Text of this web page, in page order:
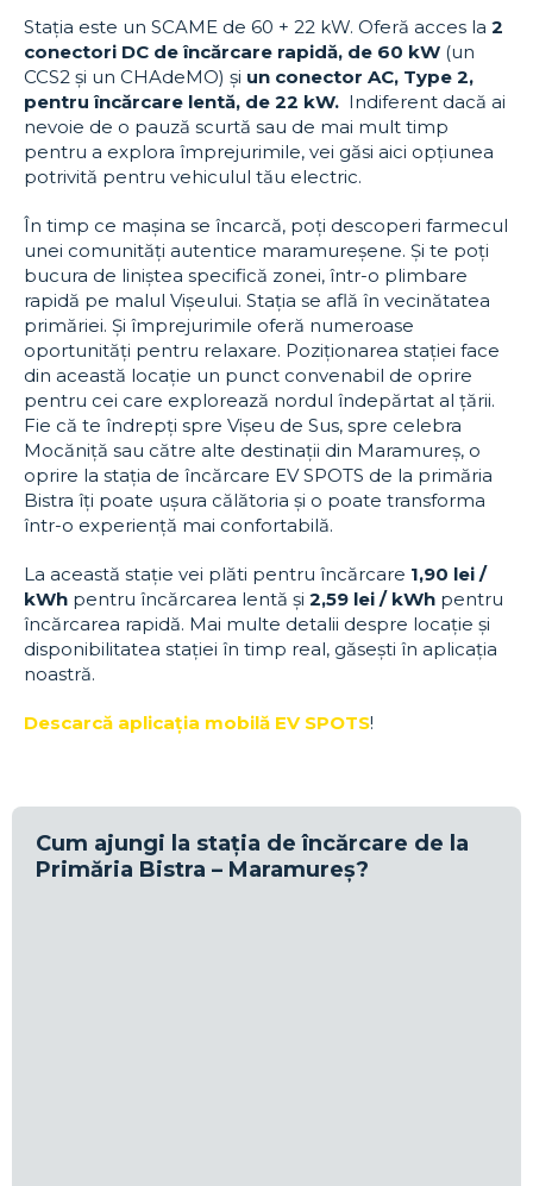
Stația este un SCAME de 60 + 22 kW. Oferă acces la 2
conectori DC de încărcare rapidă, de 60 kW (un
CCS2 și un CHAdeMO) și un conector AC, Type 2,
pentru încărcare lentă, de 22 kW. Indiferent dacă ai
nevoie de o pauză scurtă sau de mai mult timp
pentru a explora împrejurimile, vei găsi aici opțiunea
potrivită pentru vehiculul tău electric.
În timp ce mașina se încarcă, poți descoperi farmecul
unei comunități autentice maramureșene. Și te poți
bucura de liniștea specifică zonei, într-o plimbare
rapidă pe malul Vișeului. Stația se află în vecinătatea
primăriei. Și împrejurimile oferă numeroase
oportunități pentru relaxare. Poziționarea stației face
din această locație un punct convenabil de oprire
pentru cei care explorează nordul îndepărtat al țării.
Fie că te îndrepți spre Vișeu de Sus, spre celebra
Mocăniță sau către alte destinații din Maramureș, o
oprire la stația de încărcare EV SPOTS de la primăria
Bistra îți poate ușura călătoria și o poate transforma
într-o experiență mai confortabilă.
La această stație vei plăti pentru încărcare 1,90 lei /
kWh pentru încărcarea lentă și 2,59 lei / kWh pentru
încărcarea rapidă. Mai multe detalii despre locație și
disponibilitatea stației în timp real, găsești în aplicația
noastră.
Descarcă aplicația mobilă EV SPOTS!
Cum ajungi la stația de încărcare de la
Primăria Bistra – Maramureș?